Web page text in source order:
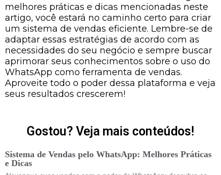
melhores práticas e dicas mencionadas neste
artigo, você estará no caminho certo para criar
um sistema de vendas eficiente. Lembre-se de
adaptar essas estratégias de acordo com as
necessidades do seu negócio e sempre buscar
aprimorar seus conhecimentos sobre o uso do
WhatsApp como ferramenta de vendas.
Aproveite todo o poder dessa plataforma e veja
seus resultados crescerem!
Gostou? Veja mais conteúdos!
Sistema de Vendas pelo WhatsApp: Melhores Práticas
e Dicas